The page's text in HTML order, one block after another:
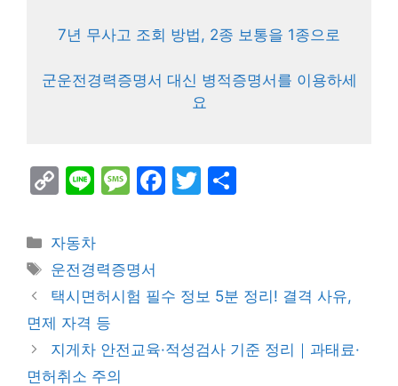
7년 무사고 조회 방법, 2종 보통을 1종으로
군운전경력증명서 대신 병적증명서를 이용하세
요
C
p
y
Li
n
k
Li
e
M
s
a
e
F
b
o
T
Categories
자동차
Tags
운전경력증명서
택시면허시험 필수 정보 5분 정리! 결격 사유,
면제 자격 등
지게차 안전교육·적성검사 기준 정리｜과태료·
면허취소 주의